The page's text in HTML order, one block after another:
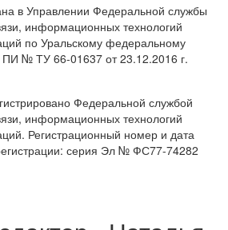
в Управлении Федеральной службы
информационных технологий
по Уральскому федеральному
ПИ № ТУ 66-01637 от 23.12.2016 г.
Федеральной службой
информационных технологий
Регистрационный номер и дата
серия Эл № ФС77-74282